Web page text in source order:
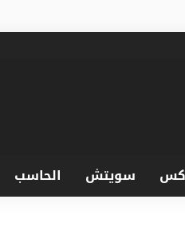
سويتش الحاسب